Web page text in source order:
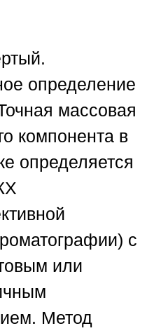
определение
массовая
компонента в
определяется
с
или
Метод